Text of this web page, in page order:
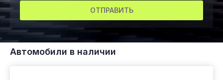
ОТПРАВИТЬ
Автомобили в наличии